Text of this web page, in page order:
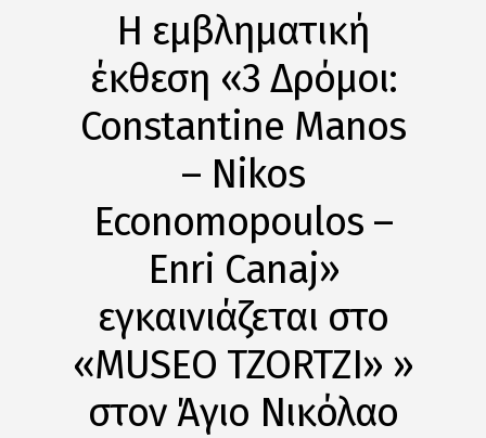
Η εμβληματική
έκθεση «3 Δρόμοι:
Constantine Manos
– Nikos
Economopoulos –
Enri Canaj»
εγκαινιάζεται στο
«MUSEO TZORTZI» »
στον Άγιο Νικόλαο